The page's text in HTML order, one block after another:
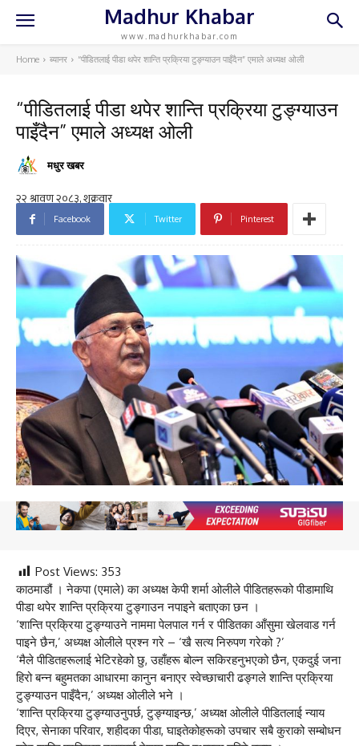
Madhur Khabar
www.madhurkhabar.com
Home ब्यानर “पीडितलाई पीडा थपेर शान्ति प्रक्रिया टुङ्ग्याउन पाइँदैन” एमाले अध्यक्ष ओली
“पीडितलाई पीडा थपेर शान्ति प्रक्रिया टुङ्ग्याउन
पाइँदैन” एमाले अध्यक्ष ओली
मधुर खबर
Facebook Twitter Pinterest
Post Views: 353
काठमाडौं । नेकपा (एमाले) का अध्यक्ष केपी शर्मा ओलीले पीडितहरूको पीडामाथि
पीडा थपेर शान्ति प्रक्रिया टुङ्गाउन नपाइने बताएका छन ।
‘शान्ति प्रक्रिया टुङ्ग्याउने नाममा पेलपाल गर्न र पीडितका आँसुमा खेलवाड गर्न
पाइने छैन,’ अध्यक्ष ओलीले प्रश्न गरे – ‘खै सत्य निरुपण गरेको ?’
‘मैले पीडितहरूलाई भेटिरहेको छु, उहाँहरू बोल्न सकिरहनुभएको छैन, एकदुई जना
हिरो बन्न बहुमतका आधारमा कानुन बनाएर स्वेच्छाचारी ढङ्गले शान्ति प्रक्रिया
टुङ्ग्याउन पाइँदैन,’ अध्यक्ष ओलीले भने ।
‘शान्ति प्रक्रिया टुङ्ग्याउनुपर्छ, टुङ्ग्याइन्छ,’ अध्यक्ष ओलीले पीडितलाई न्याय
दिएर, सेनाका परिवार, शहीदका पीडा, घाइतेकोहरूको उपचार सबै कुराको सम्बोधन